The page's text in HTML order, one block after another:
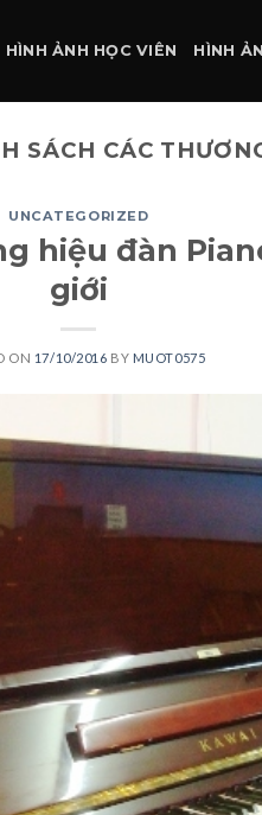
HÌNH ẢNH HỌC VIÊN HÌNH
SÁCH CÁC
UNCATEGORIZED
hiệu đàn
giới
ON 17/10/2016 BY MUOT0575